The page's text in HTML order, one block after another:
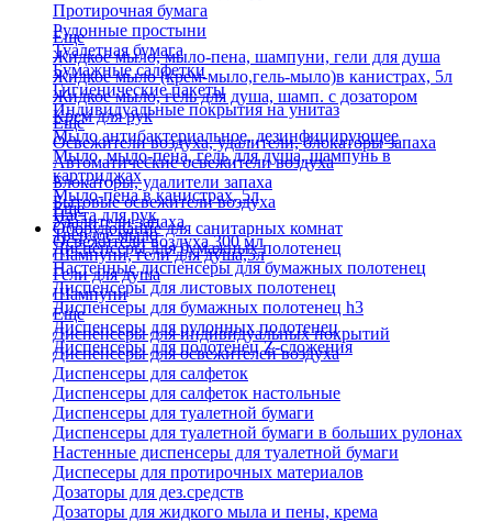
Протирочная бумага
Рулонные простыни
Туалетная бумага
Бумажные салфетки
Гигиенические пакеты
Индивидуальные покрытия на унитаз
Еще
Жидкое мыло, мыло-пена, шампуни, гели для душа
Жидкое мыло (крем-мыло,гель-мыло)в канистрах, 5л
Жидкое мыло, гель для душа, шамп. с дозатором
Крем для рук
Мыло антибактериальное, дезинфицирующее
Мыло, мыло-пена, гель для душа, шампунь в
картриджах
Мыло-пена в канистрах, 5л
Паста для рук
Твердое мыло
Шампуни, гели для душа,5л
Гели для душа
Шампуни
Еще
Освежители воздуха, удалители, блокаторы запаха
Автоматические освежители воздуха
Блокаторы, удалители запаха
Бытовые освежители воздуха
Удалители запаха
Освежители воздуха 300 мл
Еще
Оборудование для санитарных комнат
Диспенсеры для бумажных полотенец
Настенные диспенсеры для бумажных полотенец
Диспенсеры для листовых полотенец
Диспенсеры для бумажных полотенец h3
Диспенсеры для рулонных полотенец
Диспенсеры для полотенец Z-сложения
Еще
Диспенсеры для индивидуальных покрытий
Диспенсеры для освежителей воздуха
Диспенсеры для салфеток
Диспенсеры для салфеток настольные
Диспенсеры для туалетной бумаги
Диспенсеры для туалетной бумаги в больших рулонах
Настенные диспенсеры для туалетной бумаги
Диспесеры для протирочных материалов
Дозаторы для дез.средств
Дозаторы для жидкого мыла и пены, крема